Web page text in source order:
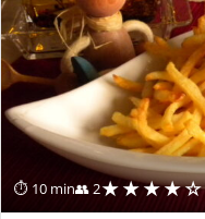
⏱ 10 min👥 2★★★★☆